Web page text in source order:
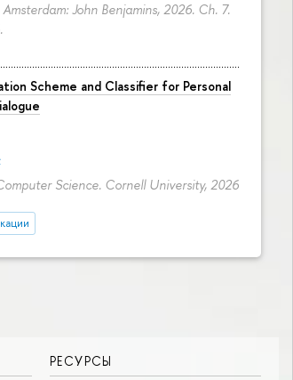
John Benjamins, 2026. Ch. 7.
Scheme and Classifier for Personal
Science. Cornell University, 2026
РЕСУРСЫ